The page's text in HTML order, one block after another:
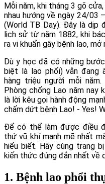
Mỗi năm, khi tháng 3 gõ
nhau hướng về ngày 24/03
(World TB Day). Đây là dịp
lịch sử từ năm 1882, khi
ra vi khuẩn gây bệnh lao,
Dù y học đã có những
biệt là lao phổi) vẫn đang
hàng triệu người mỗi
Phòng chống Lao năm nay
là lời kêu gọi hành động
chấm dứt bệnh Lao! - Yes!
Để có thể làm được điều
thứ vũ khí mạnh mẽ nhất
hiểu biết. Hãy cùng trang
kiến thức đúng đắn nhất về
1. Bệnh lao phổi